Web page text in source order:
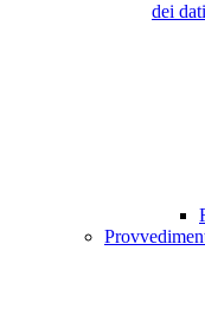
dei dati